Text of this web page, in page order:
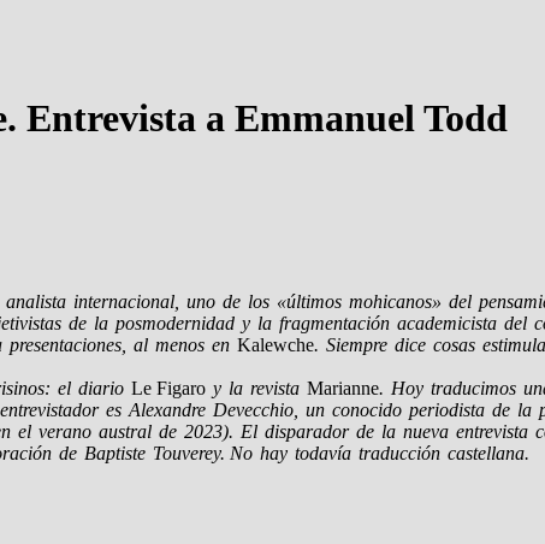
Entrevista a Emmanuel Todd
internacional, uno de los «últimos mohicanos» del
de la posmodernidad y la fragmentación academicista
al menos en Kalewche. Siempre dice cosas
el diario Le Figaro y la revista Marianne. Hoy traducimos
es Alexandre Devecchio, un conocido periodista de
verano austral de 2023). El disparador de la nueva entrevista
de Baptiste Touverey. No hay todavía traducción castellana.